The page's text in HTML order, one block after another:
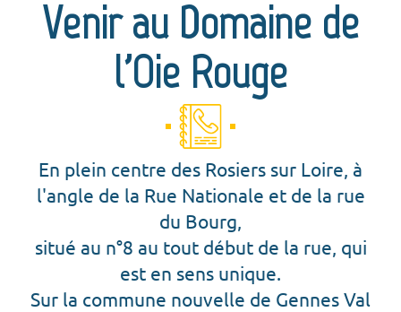
Venir au Domaine de
l'Oie Rouge
En plein centre des Rosiers sur Loire, à
l'angle de la Rue Nationale et de la rue
du Bourg,
situé au n°8 au tout début de la rue, qui
est en sens unique.
Sur la commune nouvelle de Gennes Val